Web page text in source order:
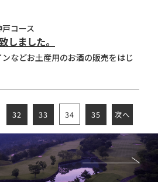
コース
しました。
などお土産用のお酒の販売をはじ
32 33 34 35 次へ